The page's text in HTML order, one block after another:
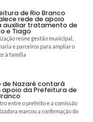
de Rio Branco
rede de apoio
auxiliar tratamento de
e Tiago
reúne gestão municipal,
e parceiros para ampliar o
à família
de Nazaré contará
apoio da Prefeitura de
entre o prefeito e a comissão
marcou a confirmação do